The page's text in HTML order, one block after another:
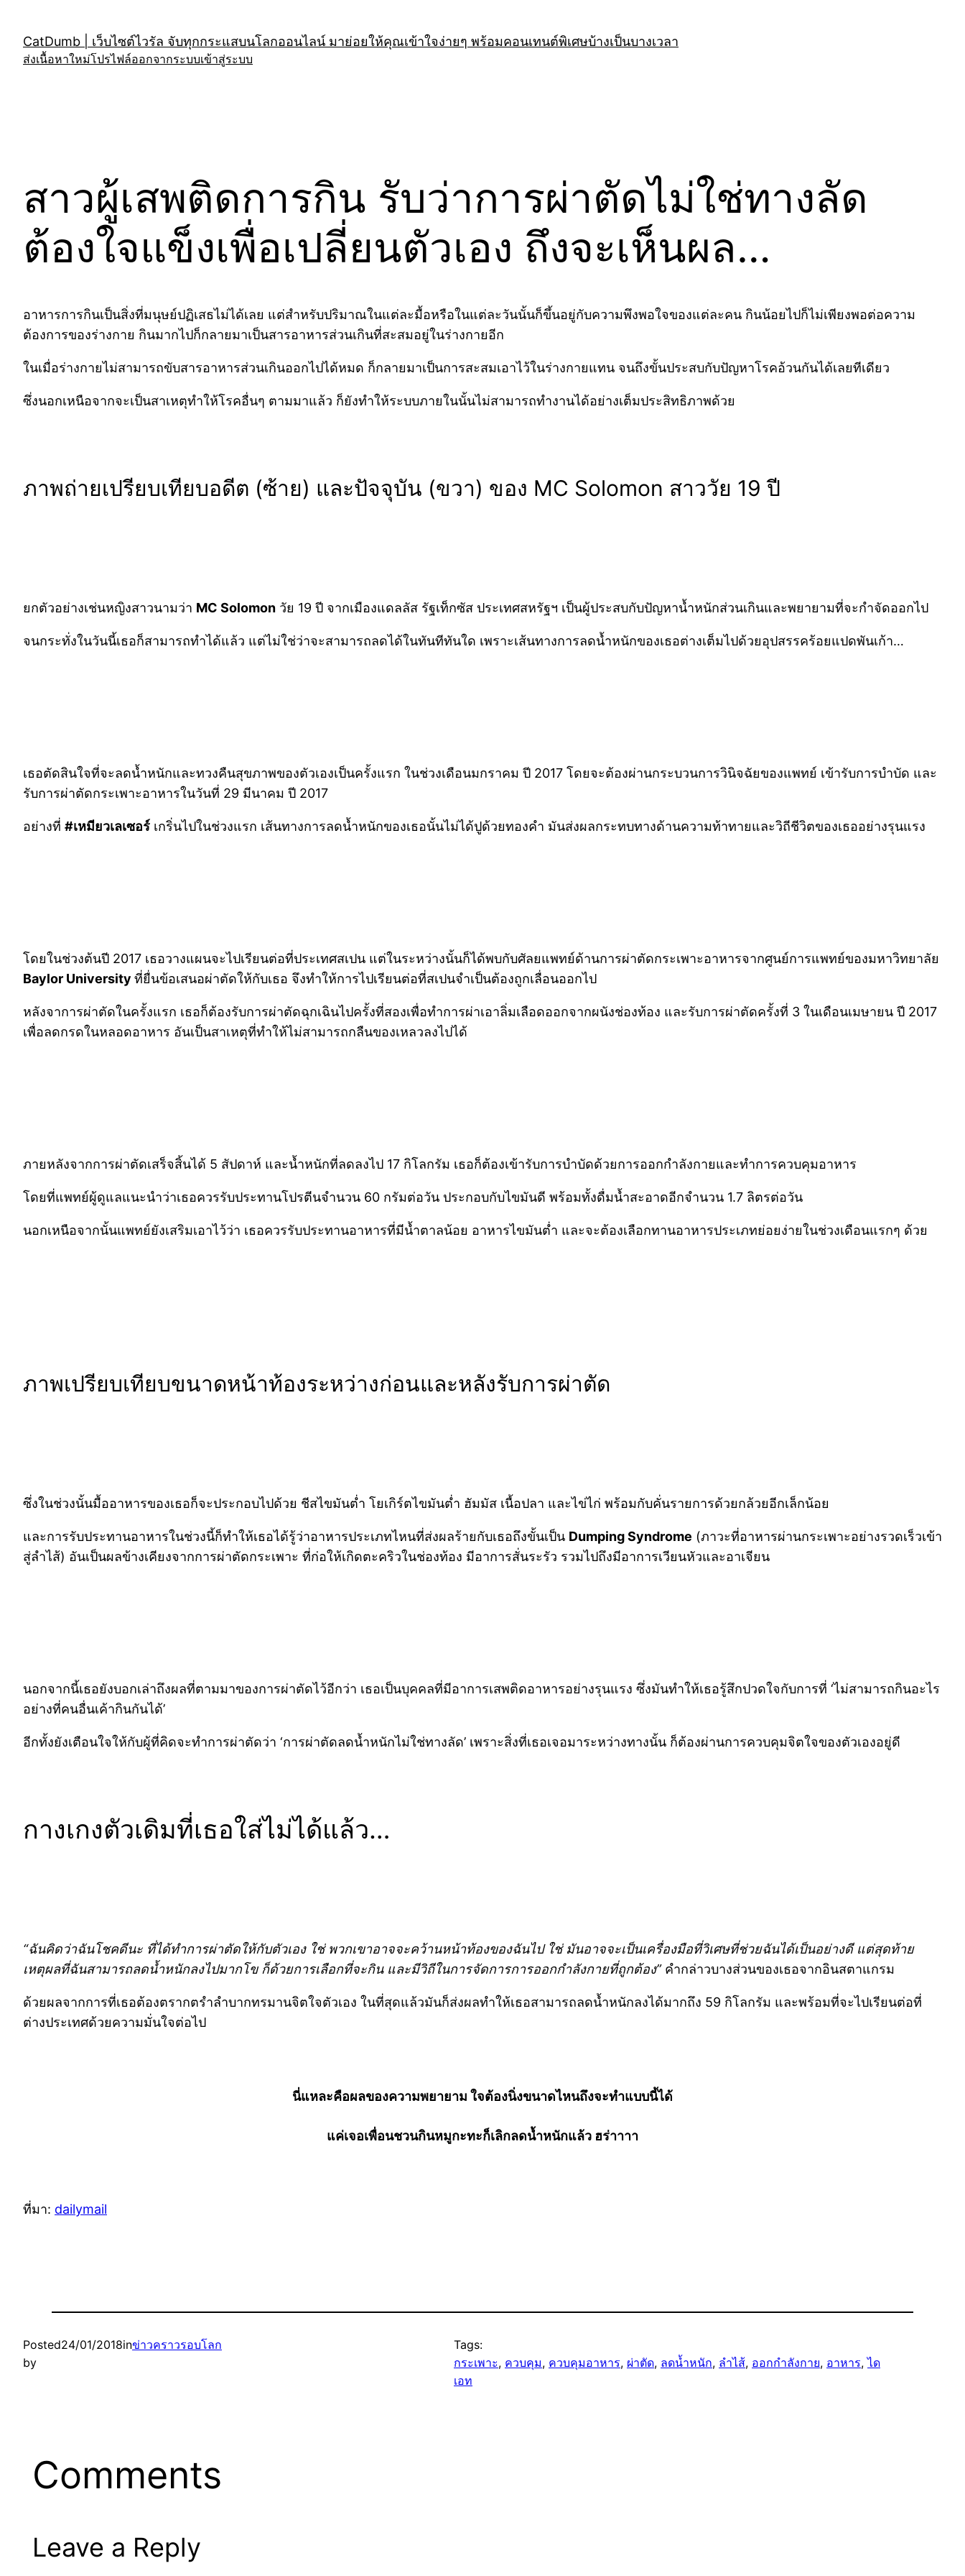
content
CatDumb | เว็บไซต์ไวรัล จับทุกกระแสบนโลกออนไลน์ มาย่อยให้คุณเข้าใจง่ายๆ พร้อมคอนเทนต์พิเศษบ้างเป็นบางเวลา
ส่งเนื้อหาใหม่โปรไฟล์ออกจากระบบเข้าสู่ระบบ
สาวผู้เสพติดการกิน รับว่าการผ่าตัดไม่ใช่ทางลัด
ต้องใจแข็งเพื่อเปลี่ยนตัวเอง ถึงจะเห็นผล…
อาหารการกินเป็นสิ่งที่มนุษย์ปฏิเสธไม่ได้เลย แต่สำหรับปริมาณในแต่ละมื้อหรือในแต่ละวันนั้นก็ขึ้นอยู่กับความพึงพอใจของแต่ละคน กินน้อยไปก็ไม่เพียงพอต่อความ
ต้องการของร่างกาย กินมากไปก็กลายมาเป็นสารอาหารส่วนเกินที่สะสมอยู่ในร่างกายอีก
ในเมื่อร่างกายไม่สามารถขับสารอาหารส่วนเกินออกไปได้หมด ก็กลายมาเป็นการสะสมเอาไว้ในร่างกายแทน จนถึงขั้นประสบกับปัญหาโรคอ้วนกันได้เลยทีเดียว
ซึ่งนอกเหนือจากจะเป็นสาเหตุทำให้โรคอื่นๆ ตามมาแล้ว ก็ยังทำให้ระบบภายในนั้นไม่สามารถทำงานได้อย่างเต็มประสิทธิภาพด้วย
ภาพถ่ายเปรียบเทียบอดีต (ซ้าย) และปัจจุบัน (ขวา) ของ MC Solomon สาววัย 19 ปี
ยกตัวอย่างเช่นหญิงสาวนามว่า MC Solomon วัย 19 ปี จากเมืองแดลลัส รัฐเท็กซัส ประเทศสหรัฐฯ เป็นผู้ประสบกับปัญหาน้ำหนักส่วนเกินและพยายามที่จะกำจัดออกไป
จนกระทั่งในวันนี้เธอก็สามารถทำได้แล้ว แต่ไม่ใช่ว่าจะสามารถลดได้ในทันทีทันใด เพราะเส้นทางการลดน้ำหนักของเธอต่างเต็มไปด้วยอุปสรรคร้อยแปดพันเก้า…
เธอตัดสินใจที่จะลดน้ำหนักและทวงคืนสุขภาพของตัวเองเป็นครั้งแรก ในช่วงเดือนมกราคม ปี 2017 โดยจะต้องผ่านกระบวนการวินิจฉัยของแพทย์ เข้ารับการบำบัด และ
รับการผ่าตัดกระเพาะอาหารในวันที่ 29 มีนาคม ปี 2017
อย่างที่ #เหมียวเลเซอร์ เกริ่นไปในช่วงแรก เส้นทางการลดน้ำหนักของเธอนั้นไม่ได้ปูด้วยทองคำ มันส่งผลกระทบทางด้านความท้าทายและวิถีชีวิตของเธออย่างรุนแรง
โดยในช่วงต้นปี 2017 เธอวางแผนจะไปเรียนต่อที่ประเทศสเปน แต่ในระหว่างนั้นก็ได้พบกับศัลยแพทย์ด้านการผ่าตัดกระเพาะอาหารจากศูนย์การแพทย์ของมหาวิทยาลัย
Baylor University ที่ยื่นข้อเสนอผ่าตัดให้กับเธอ จึงทำให้การไปเรียนต่อที่สเปนจำเป็นต้องถูกเลื่อนออกไป
หลังจาการผ่าตัดในครั้งแรก เธอก็ต้องรับการผ่าตัดฉุกเฉินไปครั้งที่สองเพื่อทำการผ่าเอาลิ่มเลือดออกจากผนังช่องท้อง และรับการผ่าตัดครั้งที่ 3 ในเดือนเมษายน ปี 2017
เพื่อลดกรดในหลอดอาหาร อันเป็นสาเหตุที่ทำให้ไม่สามารถกลืนของเหลวลงไปได้
ภายหลังจากการผ่าตัดเสร็จสิ้นได้ 5 สัปดาห์ และน้ำหนักที่ลดลงไป 17 กิโลกรัม เธอก็ต้องเข้ารับการบำบัดด้วยการออกกำลังกายและทำการควบคุมอาหาร
โดยที่แพทย์ผู้ดูแลแนะนำว่าเธอควรรับประทานโปรตีนจำนวน 60 กรัมต่อวัน ประกอบกับไขมันดี พร้อมทั้งดื่มน้ำสะอาดอีกจำนวน 1.7 ลิตรต่อวัน
นอกเหนือจากนั้นแพทย์ยังเสริมเอาไว้ว่า เธอควรรับประทานอาหารที่มีน้ำตาลน้อย อาหารไขมันต่ำ และจะต้องเลือกทานอาหารประเภทย่อยง่ายในช่วงเดือนแรกๆ ด้วย
ภาพเปรียบเทียบขนาดหน้าท้องระหว่างก่อนและหลังรับการผ่าตัด
ซึ่งในช่วงนั้นมื้ออาหารของเธอก็จะประกอบไปด้วย ชีสไขมันต่ำ โยเกิร์ตไขมันต่ำ ฮัมมัส เนื้อปลา และไข่ไก่ พร้อมกับคั่นรายการด้วยกล้วยอีกเล็กน้อย
และการรับประทานอาหารในช่วงนี้ก็ทำให้เธอได้รู้ว่าอาหารประเภทไหนที่ส่งผลร้ายกับเธอถึงขั้นเป็น Dumping Syndrome (ภาวะที่อาหารผ่านกระเพาะอย่างรวดเร็วเข้า
สู่ลำไส้) อันเป็นผลข้างเคียงจากการผ่าตัดกระเพาะ ที่ก่อให้เกิดตะคริวในช่องท้อง มีอาการสั่นระรัว รวมไปถึงมีอาการเวียนหัวและอาเจียน
นอกจากนี้เธอยังบอกเล่าถึงผลที่ตามมาของการผ่าตัดไว้อีกว่า เธอเป็นบุคคลที่มีอาการเสพติดอาหารอย่างรุนแรง ซึ่งมันทำให้เธอรู้สึกปวดใจกับการที่ ‘ไม่สามารถกินอะไร
อย่างที่คนอื่นเค้ากินกันได้’
อีกทั้งยังเตือนใจให้กับผู้ที่คิดจะทำการผ่าตัดว่า ‘การผ่าตัดลดน้ำหนักไม่ใช่ทางลัด’ เพราะสิ่งที่เธอเจอมาระหว่างทางนั้น ก็ต้องผ่านการควบคุมจิตใจของตัวเองอยู่ดี
กางเกงตัวเดิมที่เธอใส่ไม่ได้แล้ว…
“ฉันคิดว่าฉันโชคดีนะ ที่ได้ทำการผ่าตัดให้กับตัวเอง ใช่ พวกเขาอาจจะคว้านหน้าท้องของฉันไป ใช่ มันอาจจะเป็นเครื่องมือที่วิเศษที่ช่วยฉันได้เป็นอย่างดี แต่สุดท้าย
เหตุผลที่ฉันสามารถลดน้ำหนักลงไปมากโข ก็ด้วยการเลือกที่จะกิน และมีวิถีในการจัดการการออกกำลังกายที่ถูกต้อง”คำกล่าวบางส่วนของเธอจากอินสตาแกรม
ด้วยผลจากการที่เธอต้องตรากตรำลำบากทรมานจิตใจตัวเอง ในที่สุดแล้วมันก็ส่งผลทำให้เธอสามารถลดน้ำหนักลงได้มากถึง 59 กิโลกรัม และพร้อมที่จะไปเรียนต่อที่
ต่างประเทศด้วยความมั่นใจต่อไป
นี่แหละคือผลของความพยายาม ใจต้องนิ่งขนาดไหนถึงจะทำแบบนี้ได้
แค่เจอเพื่อนชวนกินหมูกะทะก็เลิกลดน้ำหนักแล้ว ฮร่าาาา
ที่มา: dailymail
Posted24/01/2018inข่าวคราวรอบโลก
by
Tags:
กระเพาะ, ควบคุม, ควบคุมอาหาร, ผ่าตัด, ลดน้ำหนัก, ลำไส้, ออกกำลังกาย, อาหาร, ได
เอท
Comments
Leave a Reply